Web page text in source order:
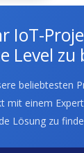
IoT-
Level zu
beliebtesten
mit einem
Lösung zu